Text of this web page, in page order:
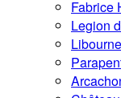
Fabrice
Legion